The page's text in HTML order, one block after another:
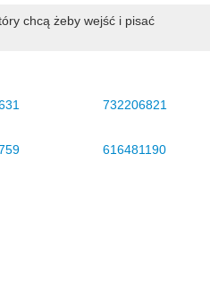
chcą żeby wejść i pisać
732206821
616481190